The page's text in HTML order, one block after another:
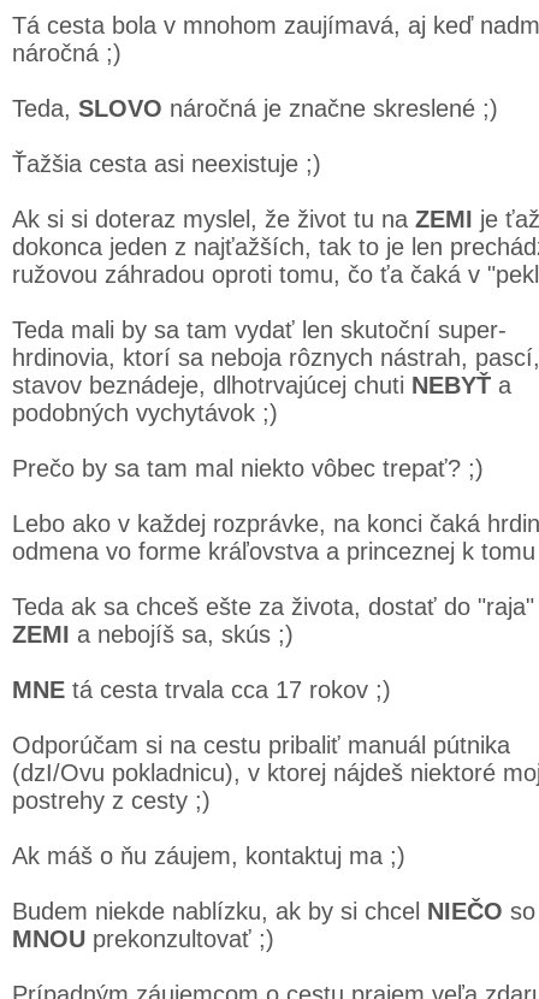
Tá cesta bola v mnohom zaujímavá, aj keď
náročná ;)
Teda, SLOVO náročná je značne skreslené ;)
Ťažšia cesta asi neexistuje ;)
Ak si si doteraz myslel, že život tu na ZEMI je
dokonca jeden z najťažších, tak to je len
ružovou záhradou oproti tomu, čo ťa čaká v
Teda mali by sa tam vydať len skutoční super-
hrdinovia, ktorí sa neboja rôznych nástrah, pascí,
stavov beznádeje, dlhotrvajúcej chuti NEBYŤ a
podobných vychytávok ;)
Prečo by sa tam mal niekto vôbec trepať? ;)
Lebo ako v každej rozprávke, na konci čaká
odmena vo forme kráľovstva a princeznej k
Teda ak sa chceš ešte za života, dostať do
ZEMI a nebojíš sa, skús ;)
MNE tá cesta trvala cca 17 rokov ;)
Odporúčam si na cestu pribaliť manuál pútnika
(dzI/Ovu pokladnicu), v ktorej nájdeš niektoré
postrehy z cesty ;)
Ak máš o ňu záujem, kontaktuj ma ;)
Budem niekde nablízku, ak by si chcel NIEČO so
MNOU prekonzultovať ;)